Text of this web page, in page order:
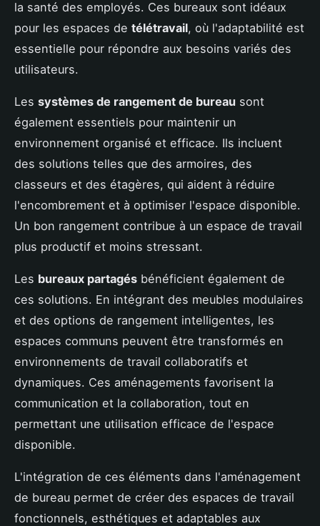
la santé des employés. Ces bureaux sont idéaux
pour les espaces de télétravail, où l'adaptabilité est
essentielle pour répondre aux besoins variés des
utilisateurs.
Les systèmes de rangement de bureau sont
également essentiels pour maintenir un
environnement organisé et efficace. Ils incluent
des solutions telles que des armoires, des
classeurs et des étagères, qui aident à réduire
l'encombrement et à optimiser l'espace disponible.
Un bon rangement contribue à un espace de travail
plus productif et moins stressant.
Les bureaux partagés bénéficient également de
ces solutions. En intégrant des meubles modulaires
et des options de rangement intelligentes, les
espaces communs peuvent être transformés en
environnements de travail collaboratifs et
dynamiques. Ces aménagements favorisent la
communication et la collaboration, tout en
permettant une utilisation efficace de l'espace
disponible.
L'intégration de ces éléments dans l'aménagement
de bureau permet de créer des espaces de travail
fonctionnels, esthétiques et adaptables aux